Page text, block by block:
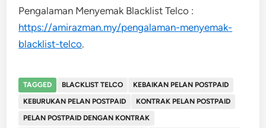
Pengalaman Menyemak Blacklist Telco :
https://amirazman.my/pengalaman-menyemak-
blacklist-telco.
TAGGED BLACKLIST TELCO
KEBAIKAN PELAN POSTPAID
KEBURUKAN PELAN POSTPAID
KONTRAK PELAN POSTPAID
PELAN POSTPAID DENGAN KONTRAK